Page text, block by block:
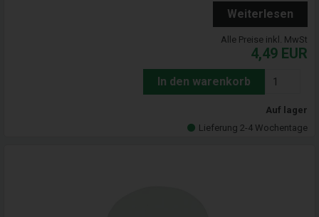
Weiterlesen
Alle Preise inkl. MwSt
4,49 EUR
In den warenkorb
Auf lager
Lieferung 2-4 Wochentage